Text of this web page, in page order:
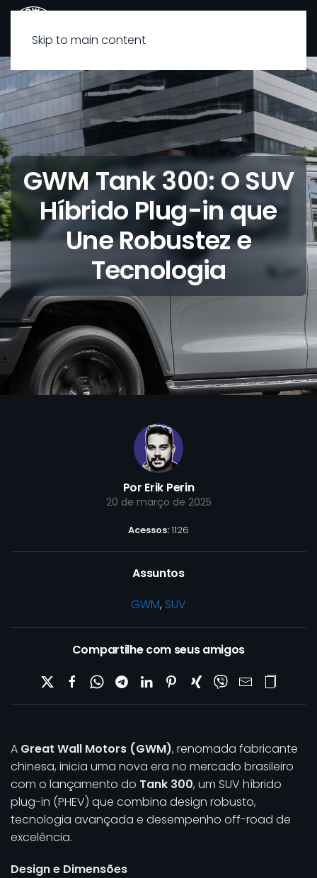
Skip to main content
GWM Tank 300: O SUV
Híbrido Plug-in que
Une Robustez e
Tecnologia
Por Erik Perin
20 de março de 2025
Acessos:1126
Assuntos
GWM, SUV
Compartilhe com seus amigos
A Great Wall Motors (GWM), renomada fabricante
chinesa, inicia uma nova era no mercado brasileiro
com o lançamento do Tank 300, um SUV híbrido
plug-in (PHEV) que combina design robusto,
tecnologia avançada e desempenho off-road de
excelência.
Design e Dimensões